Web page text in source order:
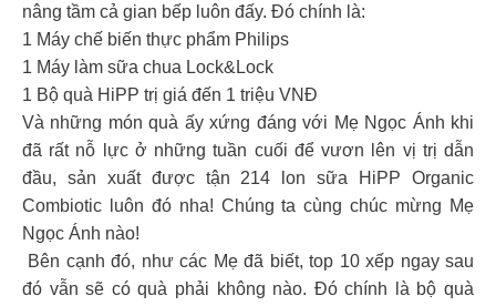
nâng tầm cả gian bếp luôn đấy. Đó chính là:
1 Máy chế biến thực phẩm Philips
1 Máy làm sữa chua Lock&Lock
1 Bộ quà HiPP trị giá đến 1 triệu VNĐ
Và những món quà ấy xứng đáng với Mẹ Ngọc Ánh khi
đã rất nỗ lực ở những tuần cuối để vươn lên vị trị dẫn
đầu, sản xuất được tận 214 lon sữa HiPP Organic
Combiotic luôn đó nha! Chúng ta cùng chúc mừng Mẹ
Ngọc Ánh nào!
️ Bên cạnh đó, như các Mẹ đã biết, top 10 xếp ngay sau
đó vẫn sẽ có quà phải không nào. Đó chính là bộ quà